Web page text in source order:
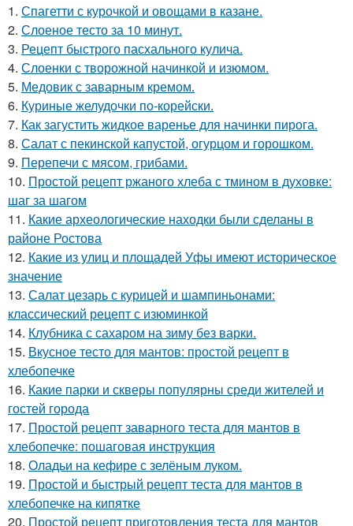
1. Спагетти с курочкой и овощами в казане.
2. Слоеное тесто за 10 минут.
3. Рецепт быстрого пасхального кулича.
4. Слоенки с творожной начинкой и изюмом.
5. Медовик с заварным кремом.
6. Куриные желудочки по-корейски.
7. Как загустить жидкое варенье для начинки пирога.
8. Салат с пекинской капустой, огурцом и горошком.
9. Перепечи с мясом, грибами.
10. Простой рецепт ржаного хлеба с тмином в духовке:
шаг за шагом
11. Какие археологические находки были сделаны в
районе Ростова
12. Какие из улиц и площадей Уфы имеют историческое
значение
13. Салат цезарь с курицей и шампиньонами:
классический рецепт с изюминкой
14. Клубника с сахаром на зиму без варки.
15. Вкусное тесто для мантов: простой рецепт в
хлебопечке
16. Какие парки и скверы популярны среди жителей и
гостей города
17. Простой рецепт заварного теста для мантов в
хлебопечке: пошаговая инструкция
18. Оладьи на кефире с зелёным луком.
19. Простой и быстрый рецепт теста для мантов в
хлебопечке на кипятке
20. Простой рецепт приготовления теста для мантов